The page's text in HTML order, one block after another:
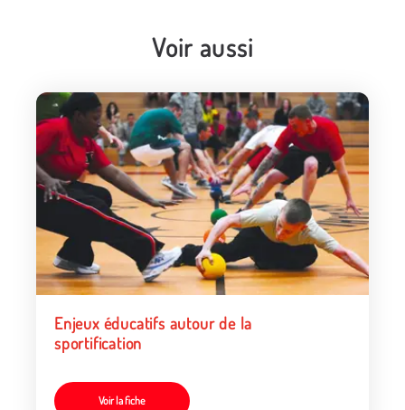
Voir aussi
Enjeux éducatifs autour de la
sportification
Voir la fiche